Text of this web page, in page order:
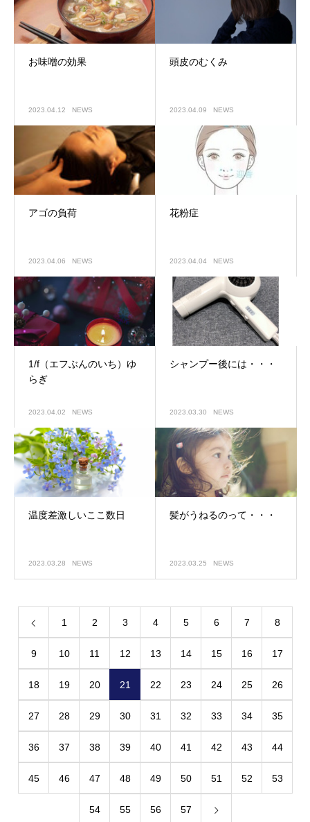
お味噌の効果
2023.04.12 NEWS
頭皮のむくみ
2023.04.09 NEWS
アゴの負荷
2023.04.06 NEWS
花粉症
2023.04.04 NEWS
1/f（エフぶんのいち）ゆ
らぎ
2023.04.02 NEWS
シャンプー後には・・・
2023.03.30 NEWS
温度差激しいここ数日
2023.03.28 NEWS
髪がうねるのって・・・
2023.03.25 NEWS
1 2 3 4 5 6 7 8
9 10 11 12 13 14 15 16 17
18 19 20 21 22 23 24 25 26
27 28 29 30 31 32 33 34 35
36 37 38 39 40 41 42 43 44
45 46 47 48 49 50 51 52 53
54 55 56 57